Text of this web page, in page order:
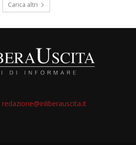
Carica altri
redazione@inliberauscita.it